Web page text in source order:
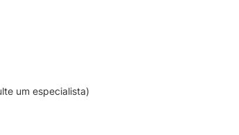
um especialista)